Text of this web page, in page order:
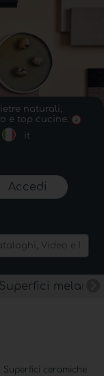
naturali,
e top cucine.
it
Accedi
Superfici
Superfici ceramiche